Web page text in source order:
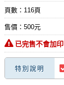
頁數：116頁
售價：500元
已完售不會加印
特別說明